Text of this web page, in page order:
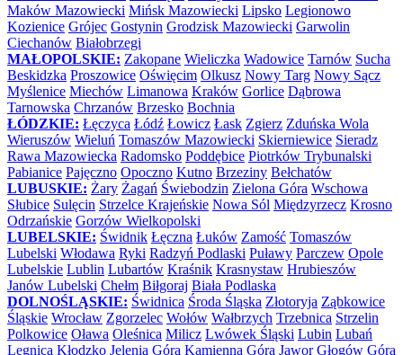
Maków Mazowiecki Mińsk Mazowiecki Lipsko Legionowo
Kozienice Grójec Gostynin Grodzisk Mazowiecki Garwolin
Ciechanów Białobrzegi
MAŁOPOLSKIE: Zakopane Wieliczka Wadowice Tarnów Sucha
Beskidzka Proszowice Oświęcim Olkusz Nowy Targ Nowy Sącz
Myślenice Miechów Limanowa Kraków Gorlice Dąbrowa
Tarnowska Chrzanów Brzesko Bochnia
ŁÓDZKIE: Łęczyca Łódź Łowicz Łask Zgierz Zduńska Wola
Wieruszów Wieluń Tomaszów Mazowiecki Skierniewice Sieradz
Rawa Mazowiecka Radomsko Poddębice Piotrków Trybunalski
Pabianice Pajęczno Opoczno Kutno Brzeziny Bełchatów
LUBUSKIE: Żary Żagań Świebodzin Zielona Góra Wschowa
Słubice Sulęcin Strzelce Krajeńskie Nowa Sól Międzyrzecz Krosno
Odrzańskie Gorzów Wielkopolski
LUBELSKIE: Świdnik Łęczna Łuków Zamość Tomaszów
Lubelski Włodawa Ryki Radzyń Podlaski Puławy Parczew Opole
Lubelskie Lublin Lubartów Kraśnik Krasnystaw Hrubieszów
Janów Lubelski Chełm Biłgoraj Biała Podlaska
DOLNOŚLĄSKIE: Świdnica Środa Śląska Złotoryja Ząbkowice
Śląskie Wrocław Zgorzelec Wołów Wałbrzych Trzebnica Strzelin
Polkowice Oława Oleśnica Milicz Lwówek Śląski Lubin Lubań
Legnica Kłodzko Jelenia Góra Kamienna Góra Jawor Głogów Góra